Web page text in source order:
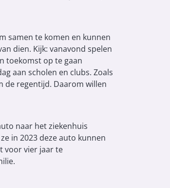
samen te komen en kunnen
dien. Kijk: vanavond spelen
toekomst op te gaan
aan scholen en clubs. Zoals
de regentijd. Daarom willen
naar het ziekenhuis
in 2023 deze auto kunnen
voor vier jaar te